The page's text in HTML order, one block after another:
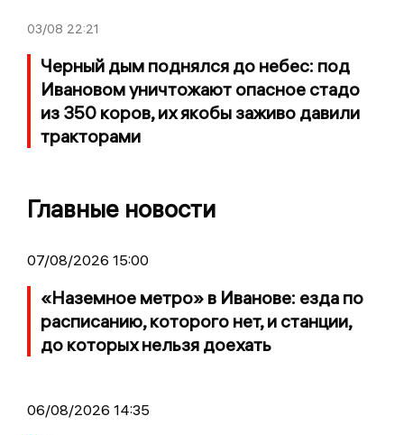
03/08 22:21
Черный дым поднялся до небес: под
Ивановом уничтожают опасное стадо
из 350 коров, их якобы заживо давили
тракторами
Главные новости
07/08/2026 15:00
«Наземное метро» в Иванове: езда по
расписанию, которого нет, и станции,
до которых нельзя доехать
06/08/2026 14:35